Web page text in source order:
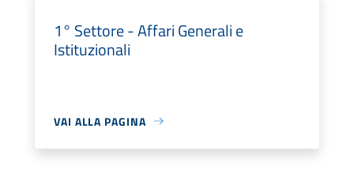
1° Settore - Affari Generali e
Istituzionali
VAI ALLA PAGINA